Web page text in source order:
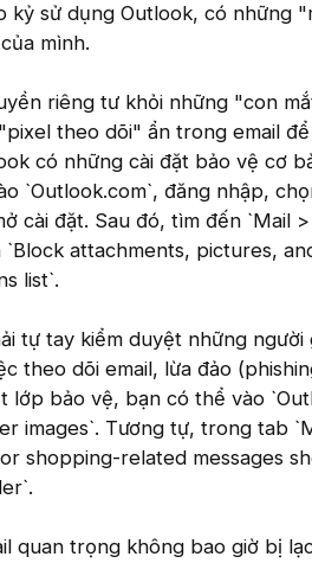
kỷ sử dụng Outlook, có những
mình.
riêng tư khỏi những "con
theo dõi" ẩn trong email
có những cài đặt bảo vệ cơ
`Outlook.com`, đăng nhập,
cài đặt. Sau đó, tìm đến `Mail
attachments, pictures,
list`.
tự tay kiểm duyệt những người
theo dõi email, lừa đảo
lớp bảo vệ, bạn có thể vào
images`. Tương tự, trong tab
shopping-related messages
quan trọng không bao giờ bị